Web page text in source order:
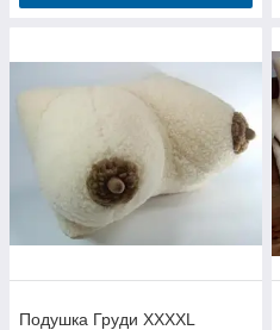
Подушка Груди XXХХL